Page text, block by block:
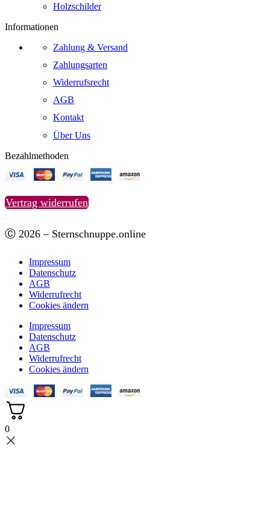
Holzschilder
Informationen
Zahlung & Versand
Zahlungsarten
Widerrufsrecht
AGB
Kontakt
Über Uns
Bezahlmethoden
Vertrag widerrufen
Ⓒ 2026 – Sternschnuppe.online
Impressum
Datenschutz
AGB
Widerrufrecht
Cookies ändern
Impressum
Datenschutz
AGB
Widerrufrecht
Cookies ändern
0